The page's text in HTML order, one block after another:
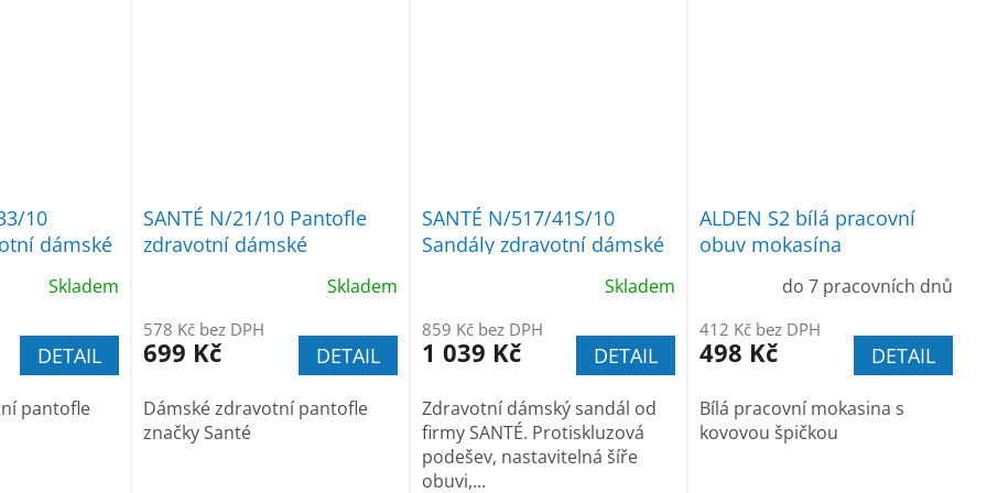
10
dámské
Skladem
DETAIL
pantofle
SANTÉ N/21/10 Pantofle
zdravotní dámské
Skladem
578 Kč bez DPH
699 Kč DETAIL
Dámské zdravotní pantofle
značky Santé
SANTÉ N/517/41S/10
Sandály zdravotní dámské
Skladem
859 Kč bez DPH
1 039 Kč DETAIL
Zdravotní dámský sandál od
firmy SANTÉ. Protiskluzová
podešev, nastavitelná šíře
obuvi,...
ALDEN S2 bílá pracovní
obuv mokasína
do 7 pracovních dnů
412 Kč bez DPH
498 Kč DETAIL
Bílá pracovní mokasina s
kovovou špičkou